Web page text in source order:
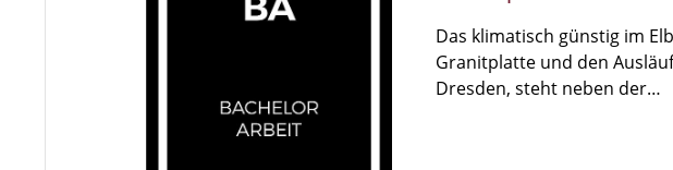
Das klimatisch günstig im
Granitplatte und den
Dresden, steht neben der…